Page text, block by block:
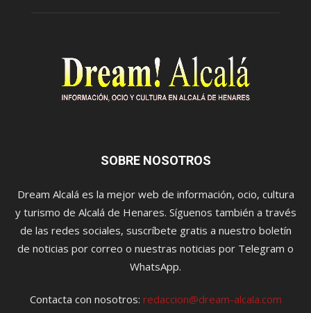
SOBRE NOSOTROS
Dream Alcalá es la mejor web de información, ocio, cultura
y turismo de Alcalá de Henares. Síguenos también a través
de las redes sociales, suscríbete gratis a nuestro boletín
de noticias por correo o nuestras noticias por Telegram o
WhatsApp.
Contacta con nosotros: redaccion@dream-alcala.com